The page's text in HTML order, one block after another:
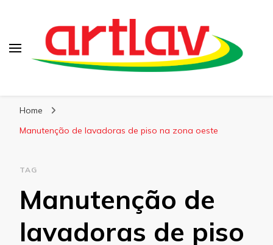
Home
Manutenção de lavadoras de piso na zona oeste
TAG
Manutenção de
lavadoras de piso